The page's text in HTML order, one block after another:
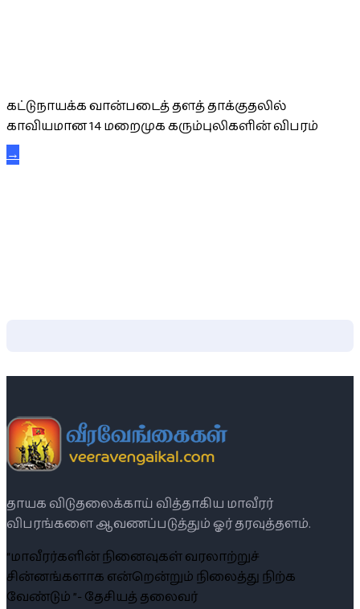
கட்டுநாயக்க வான்படைத் தளத் தாக்குதலில்
காவியமான 14 மறைமுக கரும்புலிகளின் விபரம்
→
தாயக விடுதலைக்காய் வித்தாகிய மாவீரர்
விபரங்களை ஆவணப்படுத்தும் ஓர் தரவுத்தளம்.
“மாவீரர்களின் நினைவுகள் வரலாற்றுச்
சின்னங்களாக என்றென்றும் நிலைத்து நிற்க
வேண்டும் ”- தேசியத் தலைவர்